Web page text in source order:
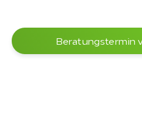
Beratungstermin